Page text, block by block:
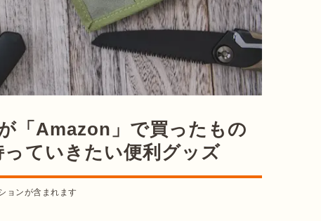
「Amazon」で買ったもの
ていきたい便利グッズ
ョンが含まれます